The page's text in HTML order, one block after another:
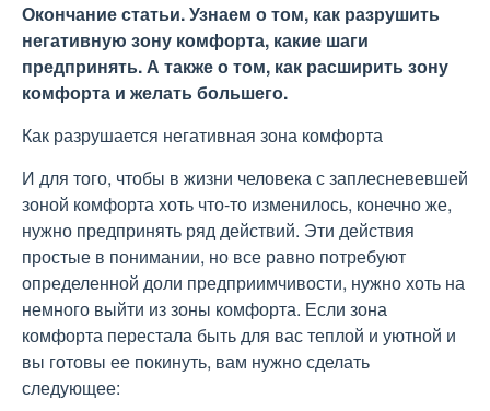
Окончание статьи. Узнаем о том, как разрушить
негативную зону комфорта, какие шаги
предпринять. А также о том, как расширить зону
комфорта и желать большего.
Как разрушается негативная зона комфорта
И для того, чтобы в жизни человека с заплесневевшей
зоной комфорта хоть что-то изменилось, конечно же,
нужно предпринять ряд действий. Эти действия
простые в понимании, но все равно потребуют
определенной доли предприимчивости, нужно хоть на
немного выйти из зоны комфорта. Если зона
комфорта перестала быть для вас теплой и уютной и
вы готовы ее покинуть, вам нужно сделать
следующее: